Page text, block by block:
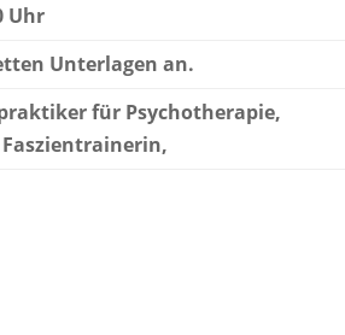
Uhr
Unterlagen an.
für Psychotherapie,